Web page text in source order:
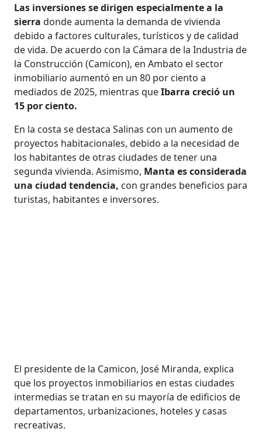
Las inversiones se dirigen especial­mente a la
sierra donde au­menta la demanda de vi­vienda
debido a factores culturales, turísticos y de calidad
de vida. De acuerdo con la Cámara de la Indus­tria de
la Construcción (Camicon), en Ambato el sector
inmobiliario aumen­tó en un 80 por ciento a
mediados de 2025, mientras queIbarra creció un
15 por ciento.
En la costa se destaca Salinas con un aumento de
proyectos habitaciona­les, debido a la necesidad de
los habi­tantes de otras ciudades de tener una
segunda vivienda. Asimismo, Manta es considerada
una ciudad tendencia, con grandes beneficios para
turistas, habitantes e inversores.
El presidente de la Camicon, José Miranda, explica
que los proyectos in­mobiliarios en estas ciudades
interme­dias se tratan en su mayoría de edificios de
departamentos, urbanizaciones, ho­teles y casas
recreativas.